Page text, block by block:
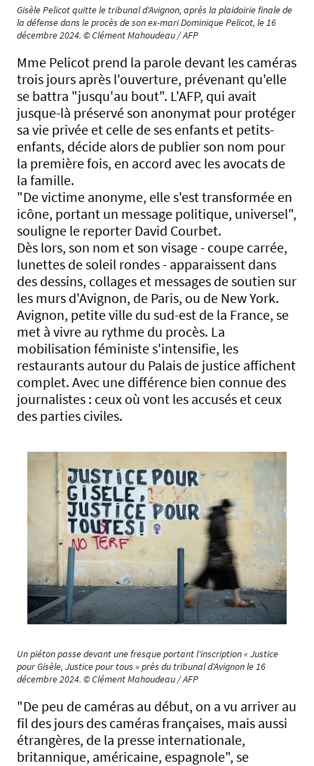
Gisèle Pelicot quitte le tribunal d'Avignon, après la plaidoirie finale de
la défense dans le procès de son ex-mari Dominique Pelicot, le 16
décembre 2024. © Clément Mahoudeau / AFP
Mme Pelicot prend la parole devant les caméras
trois jours après l'ouverture, prévenant qu'elle
se battra "jusqu'au bout". L'AFP, qui avait
jusque-là préservé son anonymat pour protéger
sa vie privée et celle de ses enfants et petits-
enfants, décide alors de publier son nom pour
la première fois, en accord avec les avocats de
la famille.
"De victime anonyme, elle s'est transformée en
icône, portant un message politique, universel",
souligne le reporter David Courbet.
Dès lors, son nom et son visage - coupe carrée,
lunettes de soleil rondes - apparaissent dans
des dessins, collages et messages de soutien sur
les murs d'Avignon, de Paris, ou de New York.
Avignon, petite ville du sud-est de la France, se
met à vivre au rythme du procès. La
mobilisation féministe s'intensifie, les
restaurants autour du Palais de justice affichent
complet. Avec une différence bien connue des
journalistes : ceux où vont les accusés et ceux
des parties civiles.
Un piéton passe devant une fresque portant l'inscription « Justice
pour Gisèle, Justice pour tous » près du tribunal d'Avignon le 16
décembre 2024. © Clément Mahoudeau / AFP
"De peu de caméras au début, on a vu arriver au
fil des jours des caméras françaises, mais aussi
étrangères, de la presse internationale,
britannique, américaine, espagnole", se